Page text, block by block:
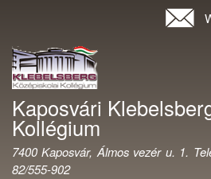
Ugrás
a
fiók
menüje
Kaposvári
Kollégium
7400 Kaposvár, Álmos vezér u. 1.
82/555-902